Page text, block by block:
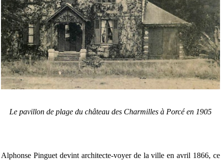
Le pavillon de plage du château des Charmilles à Porcé en 1905
Alphonse Pinguet devint architecte-voyer de la ville en avril 1866, ce